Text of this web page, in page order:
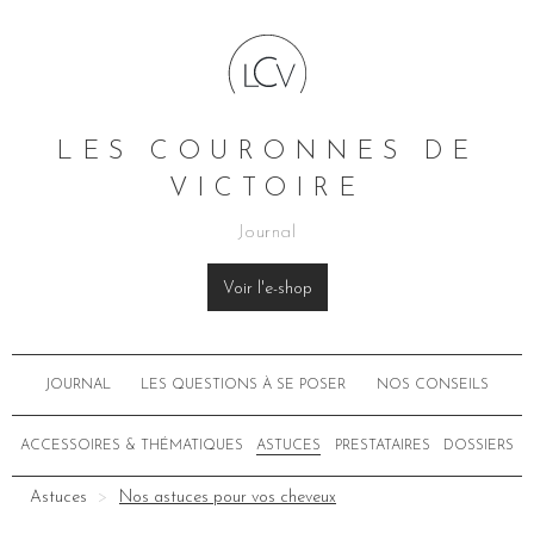
LES COURONNES DE
VICTOIRE
Journal
Voir l'e-shop
JOURNAL LES QUESTIONS À SE POSER NOS CONSEILS
ACCESSOIRES & THÉMATIQUES ASTUCES PRESTATAIRES DOSSIERS
Astuces Nos astuces pour vos cheveux